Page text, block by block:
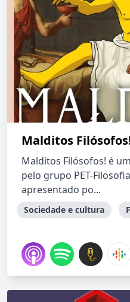
Malditos
Malditos Filósofos! é
pelo grupo PET-
apresentado po...
Sociedade e cultura